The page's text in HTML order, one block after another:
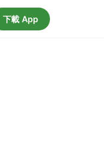
下載 App